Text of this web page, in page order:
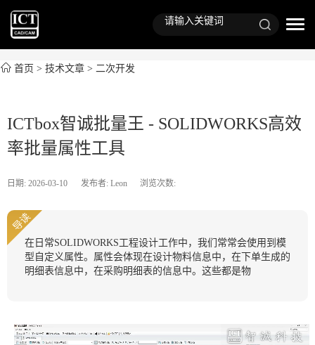
首页 > 技术文章 > 二次开发
ICTbox智诚批量王 - SOLIDWORKS高效
率批量属性工具
日期: 2026-03-10 发布者: Leon 浏览次数:
导读
在日常SOLIDWORKS工程设计工作中，我们常常会使用到模
型自定义属性。属性会体现在设计物料信息中，在下单生成的
明细表信息中，在采购明细表的信息中。这些都是物